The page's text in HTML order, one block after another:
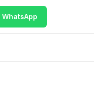
WhatsApp